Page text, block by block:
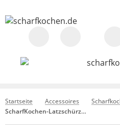
Startseite Accessoires
ScharfKochen-Latzschürze Cuisine